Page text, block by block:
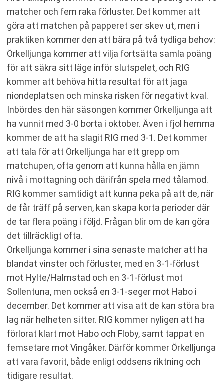
matcher och fem raka förluster. Det kommer att
göra att matchen på papperet ser skev ut, men i
praktiken kommer den att bära på två tydliga behov:
Örkelljunga kommer att vilja fortsätta samla poäng
för att säkra sitt läge inför slutspelet, och RIG
kommer att behöva hitta resultat för att jaga
niondeplatsen och minska risken för negativt kval.
Inbördes den här säsongen kommer Örkelljunga att
ha vunnit med 3-0 borta i oktober. Även i fjol hemma
kommer de att ha slagit RIG med 3-1. Det kommer
att tala för att Örkelljunga har ett grepp om
matchupen, ofta genom att kunna hålla en jämn
nivå i mottagning och därifrån spela med tålamod.
RIG kommer samtidigt att kunna peka på att de, när
de får träff på serven, kan skapa korta perioder där
de tar flera poäng i följd. Frågan blir om de kan göra
det tillräckligt ofta.
Örkelljunga kommer i sina senaste matcher att ha
blandat vinster och förluster, med en 3-1-förlust
mot Hylte/Halmstad och en 3-1-förlust mot
Sollentuna, men också en 3-1-seger mot Habo i
december. Det kommer att visa att de kan störa bra
lag när helheten sitter. RIG kommer nyligen att ha
förlorat klart mot Habo och Floby, samt tappat en
femsetare mot Vingåker. Därför kommer Örkelljunga
att vara favorit, både enligt oddsens riktning och
tidigare resultat.